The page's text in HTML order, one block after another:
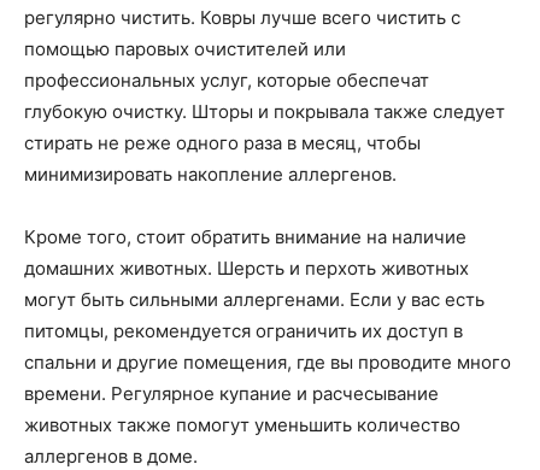
регулярно чистить. Ковры лучше всего чистить с
помощью паровых очистителей или
профессиональных услуг, которые обеспечат
глубокую очистку. Шторы и покрывала также следует
стирать не реже одного раза в месяц, чтобы
минимизировать накопление аллергенов.
Кроме того, стоит обратить внимание на наличие
домашних животных. Шерсть и перхоть животных
могут быть сильными аллергенами. Если у вас есть
питомцы, рекомендуется ограничить их доступ в
спальни и другие помещения, где вы проводите много
времени. Регулярное купание и расчесывание
животных также помогут уменьшить количество
аллергенов в доме.